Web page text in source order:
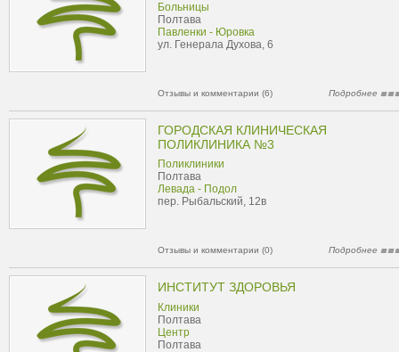
Больницы
Полтава
Павленки - Юровка
ул. Генерала Духова, 6
Отзывы и комментарии (6) Подробнее
ГОРОДСКАЯ КЛИНИЧЕСКАЯ
ПОЛИКЛИНИКА №3
Поликлиники
Полтава
Левада - Подол
пер. Рыбальский, 12в
Отзывы и комментарии (0) Подробнее
ИНСТИТУТ ЗДОРОВЬЯ
Клиники
Полтава
Центр
Полтава